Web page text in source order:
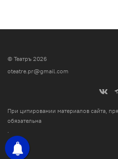
© Театръ 2026
oteatre.pr@gmail.com
При цитировании материалов сайта,
обязательна
.